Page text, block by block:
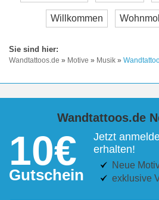
Willkommen
Wandtattoos.de » Motive » Musik »
Wandtattoos.de
10€
Gutschein
Jetzt
erhalten!
Neue
exklusive